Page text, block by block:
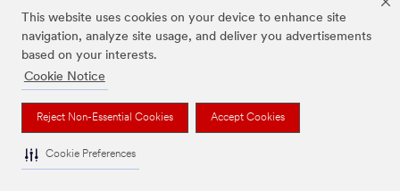
This website uses cookies on your device to enhance site
navigation, analyze site usage, and deliver you advertisements
based on your interests.
Cookie Notice
Reject Non-Essential Cookies Accept Cookies
Cookie Preferences